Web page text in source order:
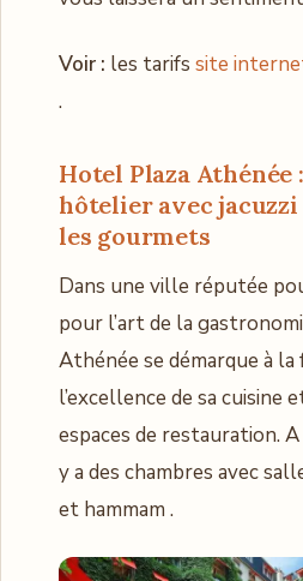
Voir : les tarifs site
.
Hotel Plaza Athénée
hôtelier avec
les gourmets
Dans une ville réputée
pour l’art de la
Athénée se démarque à la
l’excellence de sa cuisine
espaces de restauration.
y a des chambres avec
et hammam .